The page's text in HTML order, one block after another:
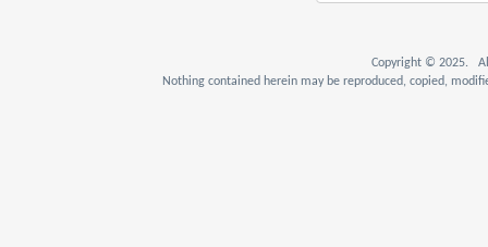
Copyright © 2025. All
Nothing contained herein may be reproduced, copied,